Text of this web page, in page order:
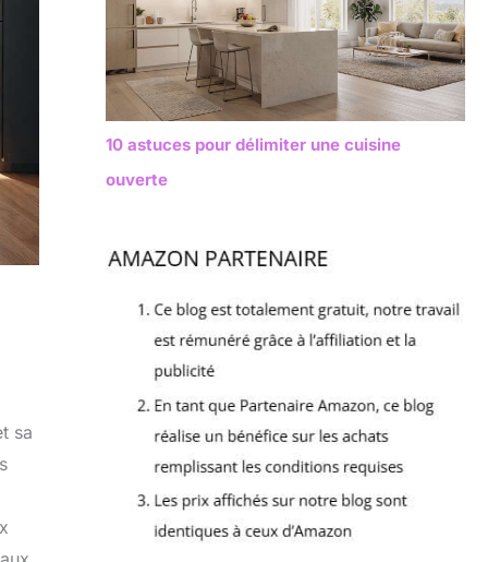
sa
10 astuces pour délimiter une cuisine
ouverte